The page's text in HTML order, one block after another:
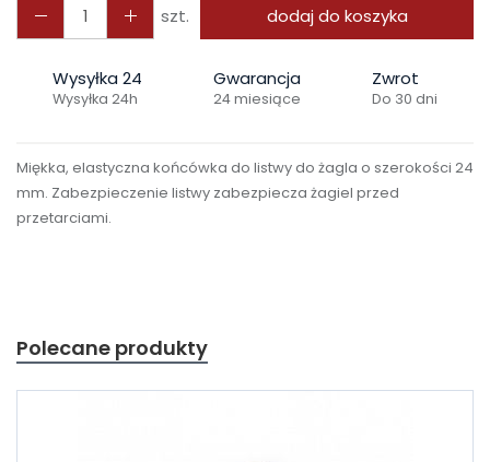
szt. dodaj do koszyka
Wysyłka 24
Wysyłka 24h
Gwarancja
24 miesiące
Zwrot
Do 30 dni
Miękka, elastyczna końcówka do listwy do żagla o szerokości 24
mm. Zabezpieczenie listwy zabezpiecza żagiel przed
przetarciami.
Polecane produkty